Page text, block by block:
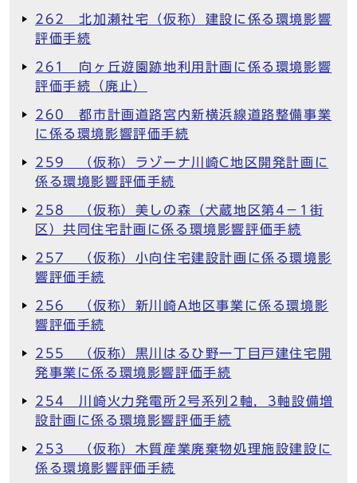
262 北加瀬社宅（仮称）建設に係る環境影響
評価手続
261 向ヶ丘遊園跡地利用計画に係る環境影響
評価手続（廃止）
260 都市計画道路宮内新横浜線道路整備事業
に係る環境影響評価手続
259 （仮称）ラゾーナ川崎C地区開発計画に
係る環境影響評価手続
258 （仮称）美しの森（犬蔵地区第4－1街
区）共同住宅計画に係る環境影響評価手続
257 （仮称）小向住宅建設計画に係る環境影
響評価手続
256 （仮称）新川崎A地区事業に係る環境影
響評価手続
255 （仮称）黒川はるひ野一丁目戸建住宅開
発事業に係る環境影響評価手続
254 川崎火力発電所2号系列2軸，3軸設備増
設計画に係る環境影響評価手続
253 （仮称）木質産業廃棄物処理施設建設に
係る環境影響評価手続